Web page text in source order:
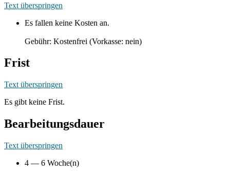
Text überspringen
Es fallen keine Kosten an.
Gebühr: Kostenfrei (Vorkasse: nein)
Frist
Text überspringen
Es gibt keine Frist.
Bearbeitungsdauer
Text überspringen
4 — 6 Woche(n)